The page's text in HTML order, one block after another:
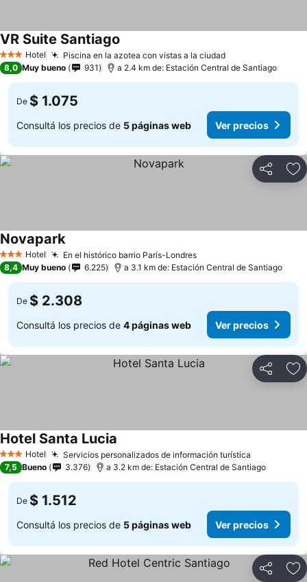
3 Estrellas
Hotel Piscina en la azotea con vistas a la ciudad
VR Suite Santiago
8,0 Muy bueno 931 a 2.4 km de: Estación Central de Santiago
De $ 1.075
Consultá los precios de 5 páginas web Ver precios
Compartir
3 Estrellas
Hotel En el histórico barrio París-Londres
Novapark
8,4 Muy bueno 6.225 a 3.1 km de: Estación Central de Santiago
De $ 2.308
Consultá los precios de 4 páginas web Ver precios
Compartir
3 Estrellas
Hotel Servicios personalizados de información turística
Hotel Santa Lucia
7,5 Bueno 3.376 a 3.2 km de: Estación Central de Santiago
De $ 1.512
Consultá los precios de 5 páginas web Ver precios
Compartir